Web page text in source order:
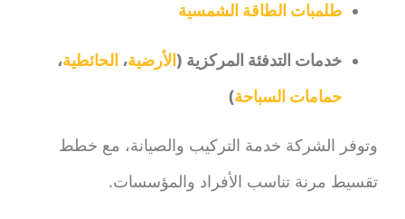
طلمبات الطاقة الشمسية
خدمات التدفئة المركزية (الأرضية،الحائطية،
حمامات السباحة)
وتوفر الشركة خدمة التركيب والصيانة، مع خطط
تقسيط مرنة تناسب الأفراد والمؤسسات.